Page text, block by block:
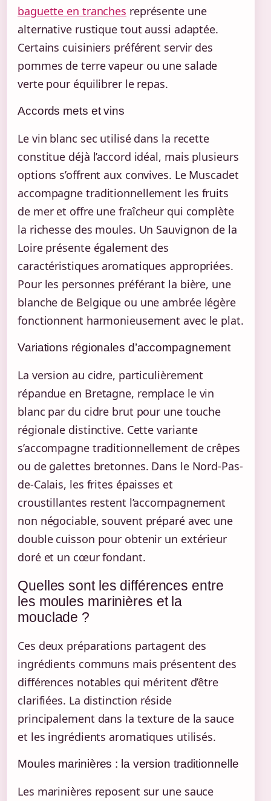
baguette en tranches représente une
alternative rustique tout aussi adaptée.
Certains cuisiniers préférent servir des
pommes de terre vapeur ou une salade
verte pour équilibrer le repas.
Accords mets et vins
Le vin blanc sec utilisé dans la recette
constitue déjà l’accord idéal, mais plusieurs
options s’offrent aux convives. Le Muscadet
accompagne traditionnellement les fruits
de mer et offre une fraîcheur qui complète
la richesse des moules. Un Sauvignon de la
Loire présente également des
caractéristiques aromatiques appropriées.
Pour les personnes préférant la bière, une
blanche de Belgique ou une ambrée légère
fonctionnent harmonieusement avec le plat.
Variations régionales d’accompagnement
La version au cidre, particulièrement
répandue en Bretagne, remplace le vin
blanc par du cidre brut pour une touche
régionale distinctive. Cette variante
s’accompagne traditionnellement de crêpes
ou de galettes bretonnes. Dans le Nord-Pas-
de-Calais, les frites épaisses et
croustillantes restent l’accompagnement
non négociable, souvent préparé avec une
double cuisson pour obtenir un extérieur
doré et un cœur fondant.
Quelles sont les différences entre
les moules marinières et la
mouclade ?
Ces deux préparations partagent des
ingrédients communs mais présentent des
différences notables qui méritent d’être
clarifiées. La distinction réside
principalement dans la texture de la sauce
et les ingrédients aromatiques utilisés.
Moules marinières : la version traditionnelle
Les marinières reposent sur une sauce